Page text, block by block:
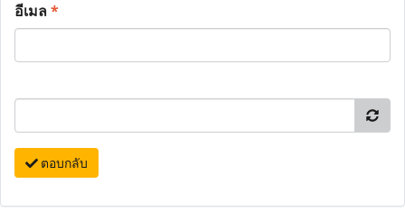
อีเมล*
ตอบกลับ